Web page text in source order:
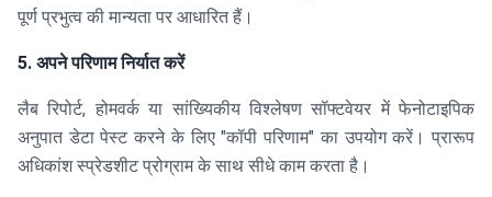
पूर्ण प्रभुत्व की मान्यता पर आधारित हैं।
5. अपने परिणाम निर्यात करें
लैब रिपोर्ट, होमवर्क या सांख्यिकीय विश्लेषण सॉफ्टवेयर में फेनोटाइपिक
अनुपात डेटा पेस्ट करने के लिए "कॉपी परिणाम" का उपयोग करें। प्रारूप
अधिकांश स्प्रेडशीट प्रोग्राम के साथ सीधे काम करता है।